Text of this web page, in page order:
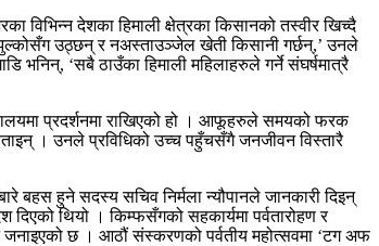
विभिन्न देशका हिमाली क्षेत्रका किसानको तस्वीर खिच्दै
झुल्कोसँग उठ्छन् र नअस्ताउञ्जेल खेती किसानी गर्छन्,’ उनले
‘सबै ठाउँका हिमाली महिलाहरुले गर्ने संघर्षमात्रै
प्रदर्शनमा राखिएको हो । आफूहरुले समयको फरक
। उनले प्रविधिको उच्च पहुँचसँगै जनजीवन विस्तारै
बहस हुने सदस्य सचिव निर्मला न्यौपानले जानकारी दिइन्
थियो । किम्फसँगको सहकार्यमा पर्वतारोहण र
जनाइएको छ । आठौं संस्करणको पर्वतीय महोत्सवमा ‘टग अफ